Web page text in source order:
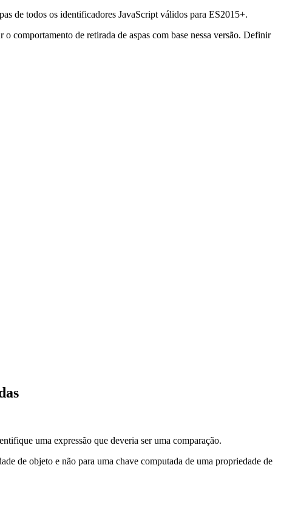
de todos os identificadores JavaScript válidos para ES2015+.
comportamento de retirada de aspas com base nessa versão. Definir
uma expressão que deveria ser uma comparação.
de objeto e não para uma chave computada de uma propriedade de